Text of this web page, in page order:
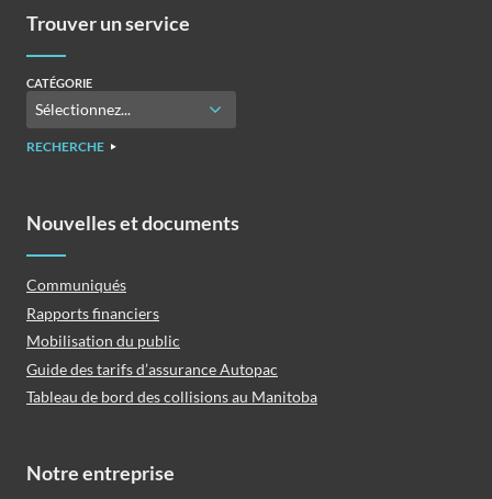
Trouver un service
CATÉGORIE
RECHERCHE
Nouvelles et documents
Communiqués
Rapports financiers
Mobilisation du public
Guide des tarifs d’assurance Autopac
Tableau de bord des collisions au Manitoba
Notre entreprise